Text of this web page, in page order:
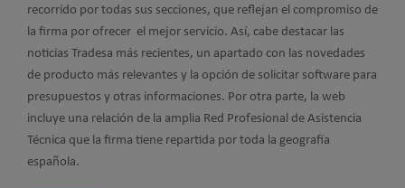
recorrido por todas sus secciones, que reflejan el compromiso de
la firma por ofrecer el mejor servicio. Así, cabe destacar las
noticias Tradesa más recientes, un apartado con las novedades
de producto más relevantes y la opción de solicitar software para
presupuestos y otras informaciones. Por otra parte, la web
incluye una relación de la amplia Red Profesional de Asistencia
Técnica que la firma tiene repartida por toda la geografía
española.